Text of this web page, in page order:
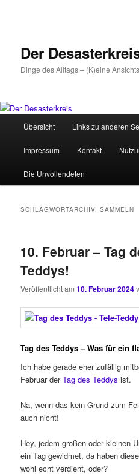
Der
Dinge des Alltags – (K)eine
HauptmenüÜbersicht Links zu anderen
Impressum Kontakt
Die Unvollendeten
SCHLAGWORTARCHIV:SAMMELN
10. Februar – Tag
Teddys!
Veröffentlicht am10. Februar 2024
Tag des Teddys – Was für ein
Ich habe gerade eher zufällig
Februar derTag des Teddys ist.
Na, wenn das kein Grund zum
auch nicht!
Hey, jedem großen oder kleinen
ein Tag gewidmet, da haben
wohl echt verdient, oder?